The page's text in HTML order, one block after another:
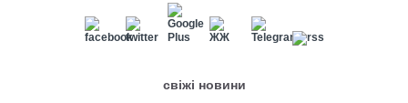
свіжі новини